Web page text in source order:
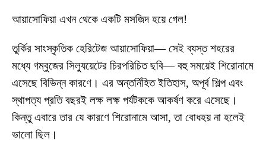
আয়াসোফিয়া এখন থেকে একটি মসজিদ হয়ে গেল!
তুর্কির সাংস্কৃতিক হেরিটেজ আয়াসোফিয়া— সেই ব্যস্ত শহরের
মধ্যে গম্বুজের সিল্যুয়েটের চিরপরিচিত ছবি— বহু সময়েই শিরোনামে
এসেছে বিভিন্ন কারণে। এর অন্তর্নিহিত ইতিহাস, অপূর্ব শিল্প এবং
স্থাপত্য প্রতি বছরই লক্ষ লক্ষ পর্যটককে আকর্ষণ করে এসেছে।
কিন্তু এবারে তার যে কারণে শিরোনামে আসা, তা বোধহয় না হলেই
ভালো ছিল।